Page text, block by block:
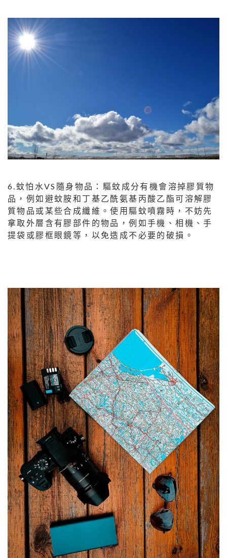
6.蚊怕水VS隨身物品：驅蚊成分有機會溶掉膠質物
品，例如避蚊胺和丁基乙酰氨基丙酸乙酯可溶解膠
質物品或某些合成纖維。使用驅蚊噴霧時，不妨先
拿取外層含有膠部件的物品，例如手機、相機、手
提袋或膠框眼鏡等，以免造成不必要的破損。